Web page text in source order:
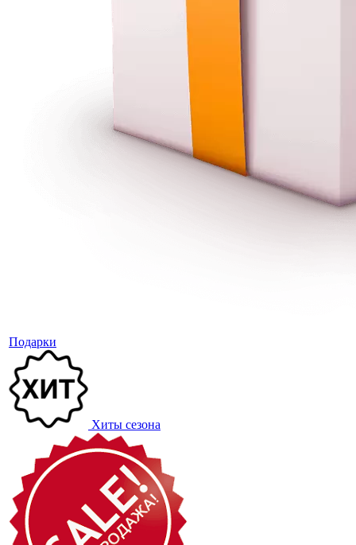
Подарки
Хиты сезона